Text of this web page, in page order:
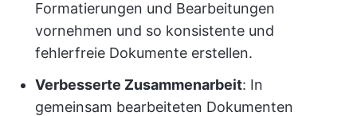
Formatierungen und Bearbeitungen
vornehmen und so konsistente und
fehlerfreie Dokumente erstellen.
Verbesserte Zusammenarbeit: In
gemeinsam bearbeiteten Dokumenten